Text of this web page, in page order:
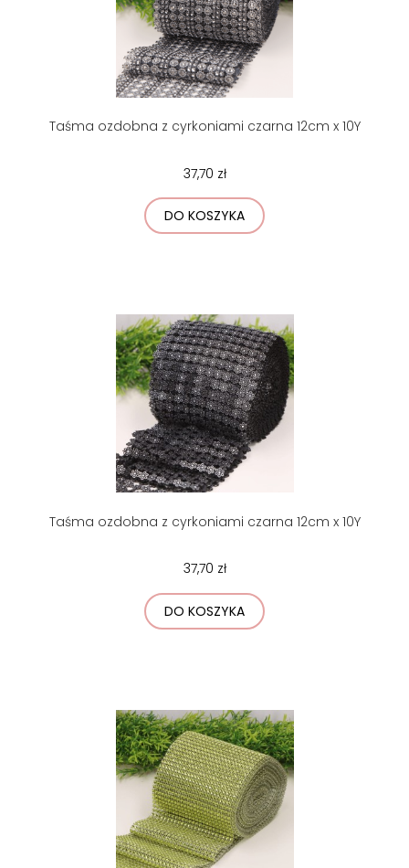
Taśma ozdobna z cyrkoniami czarna 12cm x 10Y
37,70 zł
DO KOSZYKA
Taśma ozdobna z cyrkoniami czarna 12cm x 10Y
37,70 zł
DO KOSZYKA